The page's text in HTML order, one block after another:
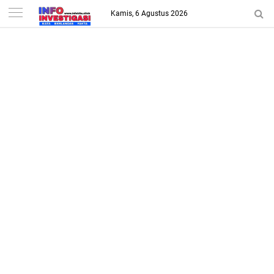
-->
Kamis, 6 Agustus 2026